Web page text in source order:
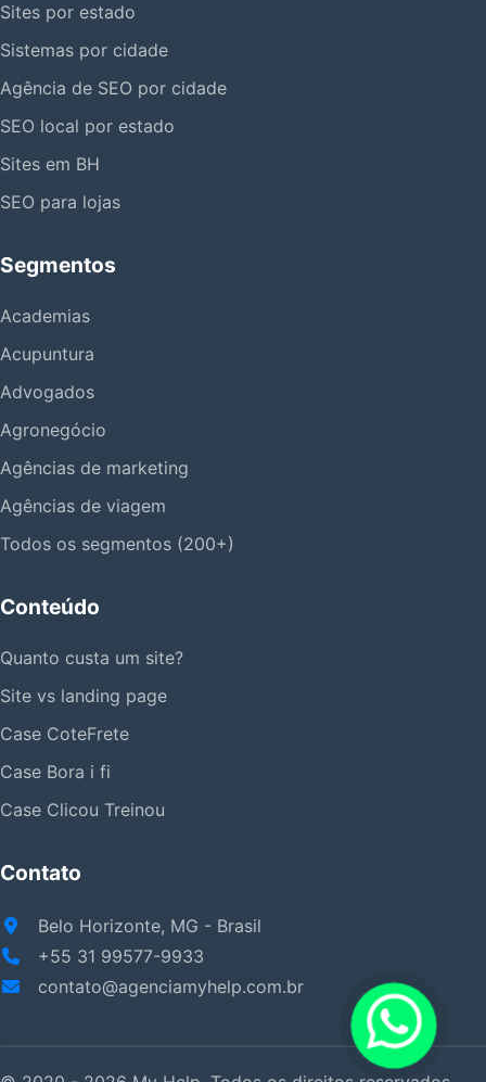
Sites por estado
Sistemas por cidade
Agência de SEO por cidade
SEO local por estado
Sites em BH
SEO para lojas
Segmentos
Academias
Acupuntura
Advogados
Agronegócio
Agências de marketing
Agências de viagem
Todos os segmentos (200+)
Conteúdo
Quanto custa um site?
Site vs landing page
Case CoteFrete
Case Bora i fi
Case Clicou Treinou
Contato
Belo Horizonte, MG - Brasil
+55 31 99577-9933
contato@agenciamyhelp.com.br